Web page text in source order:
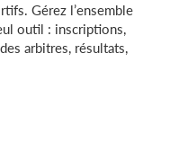
Gérez l’ensemble
outil : inscriptions,
arbitres, résultats,